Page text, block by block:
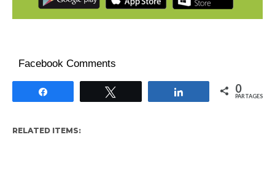
Facebook Comments
Partagez 0
PARTAGES
RELATED ITEMS: